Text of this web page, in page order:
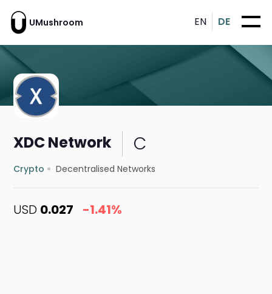
UMushroom EN DE
XDC Network C
Crypto Decentralised Networks
USD 0.027 -1.41%